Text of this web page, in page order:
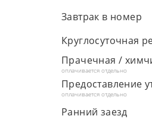
Завтрак в номер
Круглосуточная
Прачечная /
оплачивается отдельно
Предоставление
оплачивается отдельно
Ранний заезд